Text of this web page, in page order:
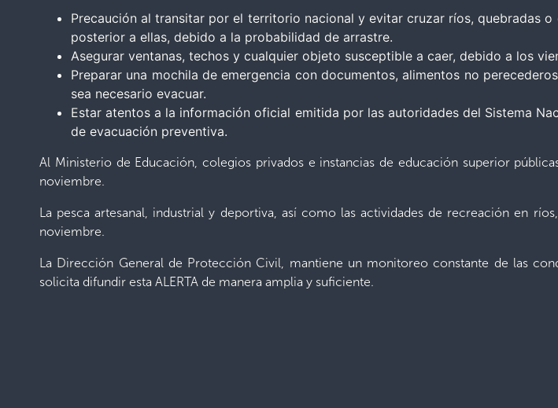
Precaución al transitar por el territorio nacional y evitar cruzar ríos, quebradas
posterior a ellas, debido a la probabilidad de arrastre.
Asegurar ventanas, techos y cualquier objeto susceptible a caer, debido a los
Preparar una mochila de emergencia con documentos, alimentos no
sea necesario evacuar.
Estar atentos a la información oficial emitida por las autoridades del Sistema
de evacuación preventiva.
Al Ministerio de Educación, colegios privados e instancias de educación superior
noviembre.
La pesca artesanal, industrial y deportiva, así como las actividades de recreación en
noviembre.
La Dirección General de Protección Civil, mantiene un monitoreo constante de las
solicita difundir esta ALERTA de manera amplia y suficiente.